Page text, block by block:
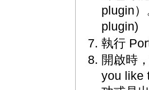
plugin
plugin)
執行
開啟時
you like